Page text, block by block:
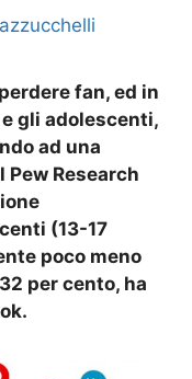
fan, ed in
gli adolescenti,
ad una
Research
(13-17
poco meno
per cento, ha